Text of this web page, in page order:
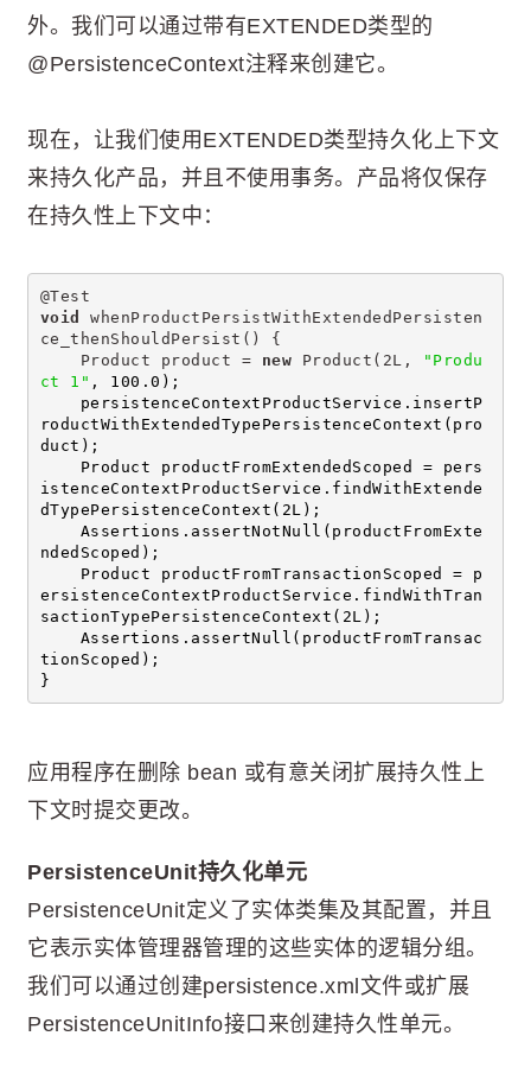
外。我们可以通过带有EXTENDED类型的
@PersistenceContext注释来创建它。
现在，让我们使用EXTENDED类型持久化上下文
来持久化产品，并且不使用事务。产品将仅保存
在持久性上下文中：
@Test
void
whenProductPersistWithExtendedPersisten
ce_thenShouldPersist() {
Product product = new Product(2L,
"Produ
ct 1" , 100.0);
persistenceContextProductService.insertP
roductWithExtendedTypePersistenceContext(pro
duct);
Product productFromExtendedScoped = pers
istenceContextProductService.findWithExtende
dTypePersistenceContext(2L);
Assertions.assertNotNull(productFromExte
ndedScoped);
Product productFromTransactionScoped = p
ersistenceContextProductService.findWithTran
sactionTypePersistenceContext(2L);
Assertions.assertNull(productFromTransac
tionScoped);
}
应用程序在删除 bean 或有意关闭扩展持久性上
下文时提交更改。
PersistenceUnit持久化单元
PersistenceUnit定义了实体类集及其配置，并且
它表示实体管理器管理的这些实体的逻辑分组。
我们可以通过创建persistence.xml文件或扩展
PersistenceUnitInfo接口来创建持久性单元。